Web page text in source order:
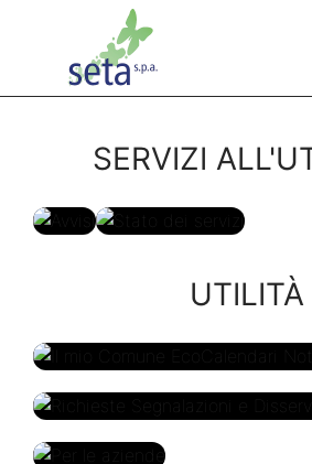
SERVIZI
UTILITÀ
Il mio Comune
EcoCalendari Notizie
Richieste Segnalazioni e